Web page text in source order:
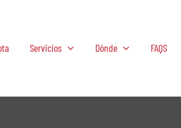
Servicios Dónde FAQS